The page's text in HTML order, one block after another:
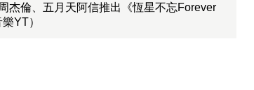
杰倫、五月天阿信推出《恆星不忘Forever
YT）